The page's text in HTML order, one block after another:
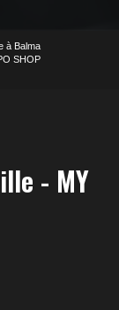
à Balma
SHOP
- MY